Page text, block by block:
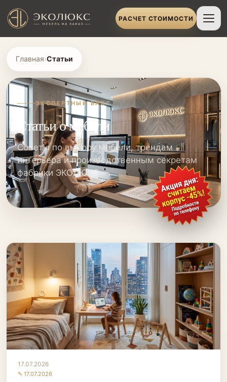
РАСЧЕТ СТОИМОСТИ
Главная›Статьи
ЭКСПЕРТНЫЙ БЛОГ
Статьи о мебели
Советы по выбору мебели, трендам
интерьера и производственным секретам
фабрики ЭКОЛЮКС
17.07.2026
✎ 17.07.2026